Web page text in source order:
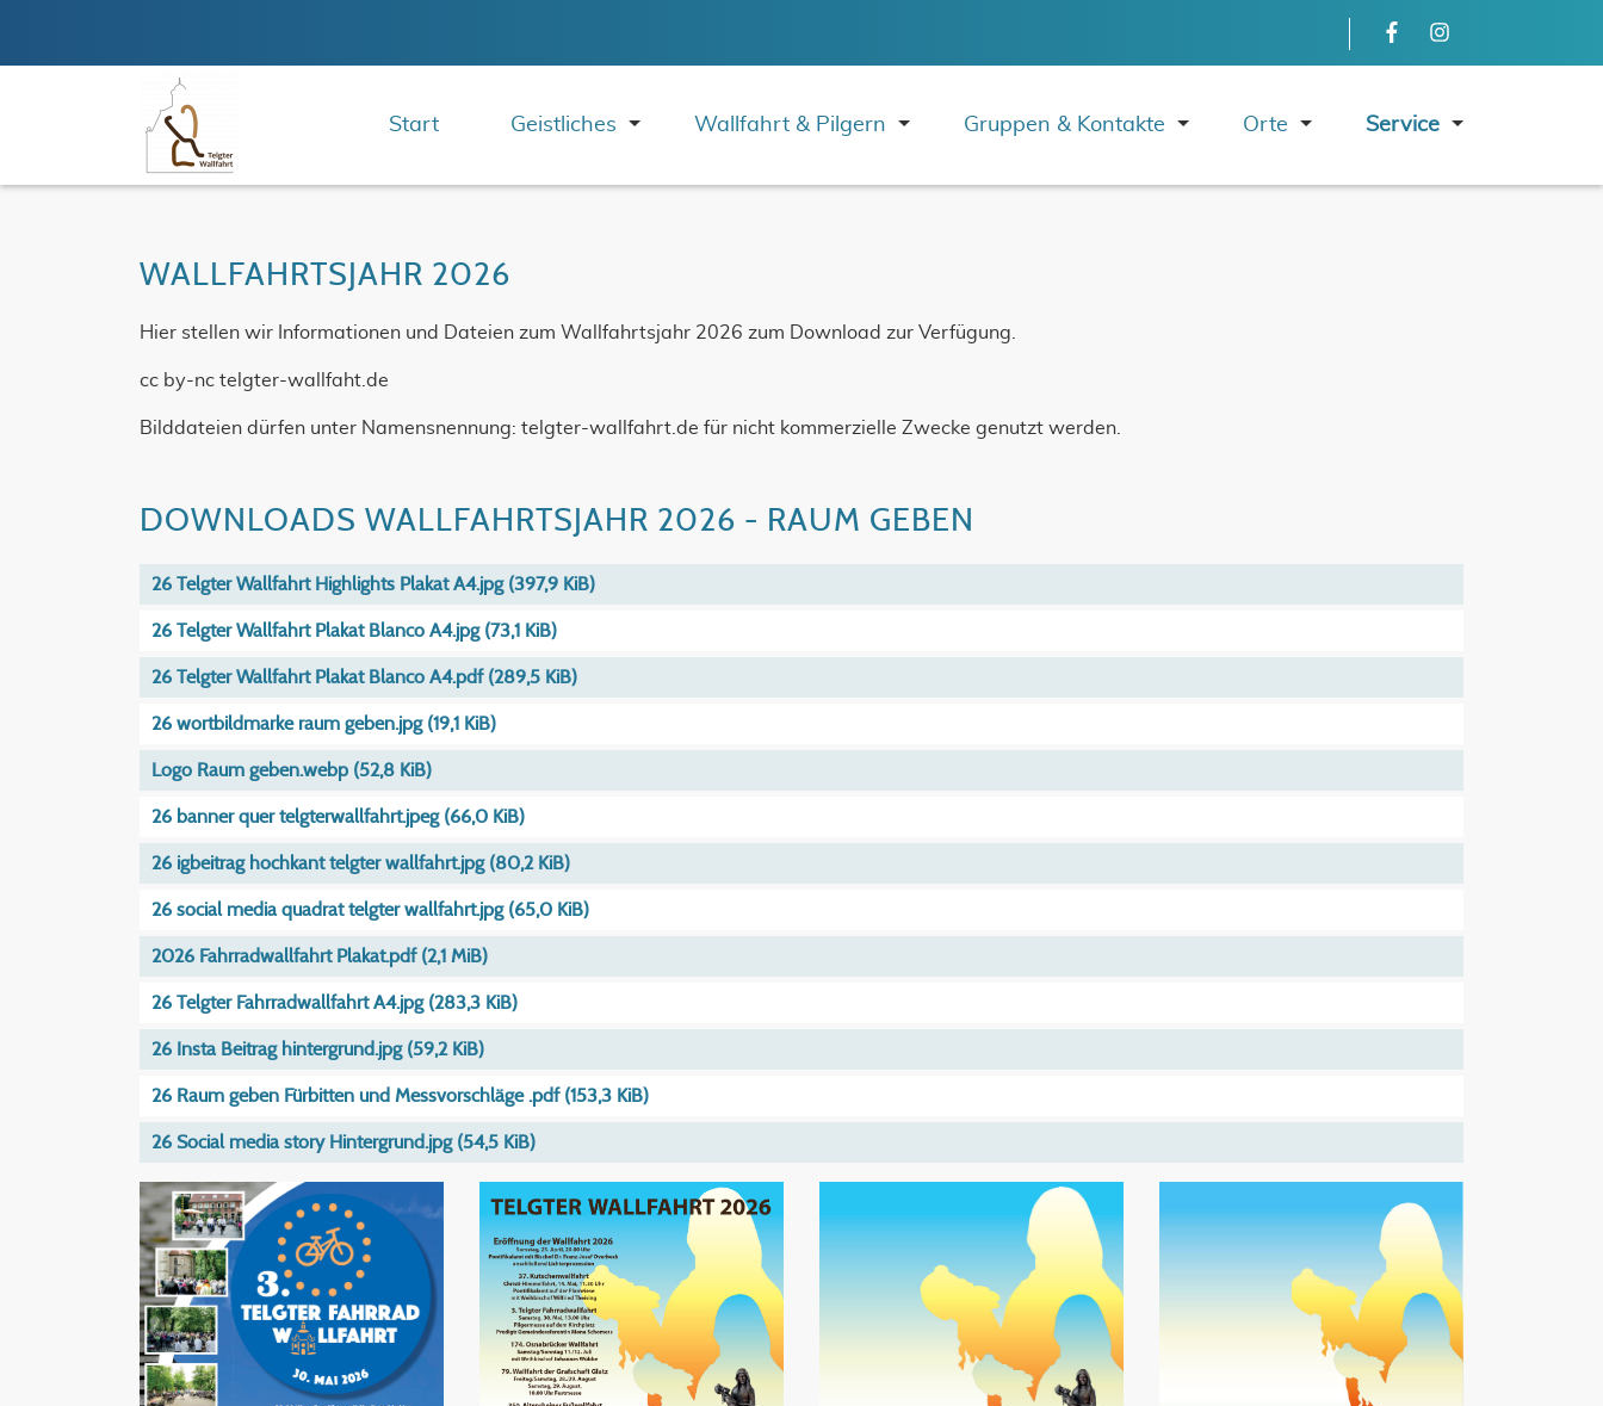
Start
Geistliches Wallfahrt & Pilgern Gruppen & Kontakte Orte Service
WALLFAHRTSJAHR 2026
Hier stellen wir Informationen und Dateien zum Wallfahrtsjahr 2026 zum Download zur Verfügung.
cc by-nc telgter-wallfaht.de
Bilddateien dürfen unter Namensnennung: telgter-wallfahrt.de für nicht kommerzielle Zwecke genutzt werden.
DOWNLOADS WALLFAHRTSJAHR 2026 - RAUM GEBEN
26 Telgter Wallfahrt Highlights Plakat A4.jpg (397,9 KiB)
26 Telgter Wallfahrt Plakat Blanco A4.jpg (73,1 KiB)
26 Telgter Wallfahrt Plakat Blanco A4.pdf (289,5 KiB)
26 wortbildmarke raum geben.jpg (19,1 KiB)
Logo Raum geben.webp (52,8 KiB)
26 banner quer telgterwallfahrt.jpeg (66,0 KiB)
26 igbeitrag hochkant telgter wallfahrt.jpg (80,2 KiB)
26 social media quadrat telgter wallfahrt.jpg (65,0 KiB)
2026 Fahrradwallfahrt Plakat.pdf (2,1 MiB)
26 Telgter Fahrradwallfahrt A4.jpg (283,3 KiB)
26 Insta Beitrag hintergrund.jpg (59,2 KiB)
26 Raum geben Fürbitten und Messvorschläge .pdf (153,3 KiB)
26 Social media story Hintergrund.jpg (54,5 KiB)